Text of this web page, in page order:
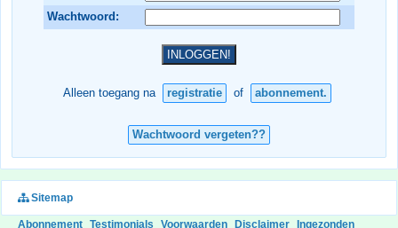
Wachtwoord:
Alleen toegang na registratie of abonnement.
Wachtwoord vergeten??
Sitemap
Abonnement Testimonials Voorwaarden Disclaimer Ingezonden